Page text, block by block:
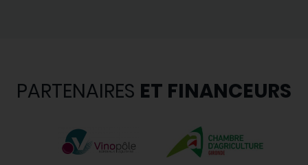
PARTENAIRES ET FINANCEURS